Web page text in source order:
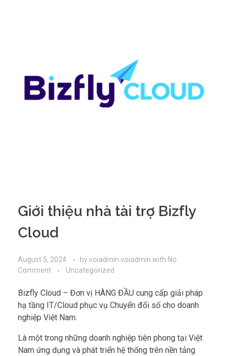
Giới thiệu nhà tài trợ Bizfly
Cloud
August 5, 2024 byvoiadmin voiadmin with No
Comment
Uncategorized
Bizfly Cloud – Đơn vị HÀNG ĐẦU cung cấp giải pháp
hạ tầng IT/Cloud phục vụ Chuyển đổi số cho doanh
nghiệp Việt Nam.
Là một trong những doanh nghiệp tiên phong tại Việt
Nam ứng dụng và phát triển hệ thống trên nền tảng